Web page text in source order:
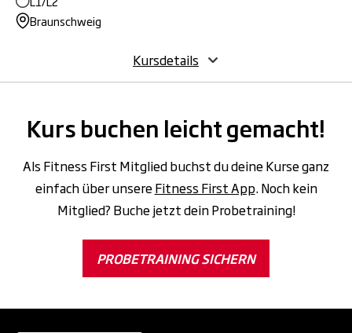
Braunschweig
Kursdetails
Kurs buchen leicht gemacht!
Als Fitness First Mitglied buchst du deine Kurse ganz
einfach über unsereFitness First App. Noch kein
Mitglied? Buche jetzt dein Probetraining!
PROBETRAINING SICHERN